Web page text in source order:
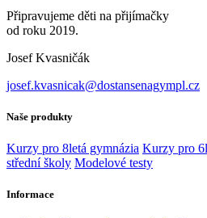
Připravujeme děti na přijímačky
od roku 2019.
Josef Kvasničák
josef.kvasnicak@dostansenagympl.cz
Naše produkty
Kurzy pro 8letá gymnázia Kurzy pro
střední školy Modelové testy
Informace